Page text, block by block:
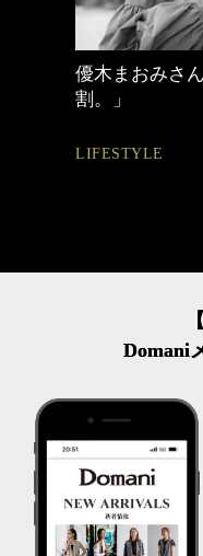
優木まおみさ
割。」
LIFESTYLE
Domani